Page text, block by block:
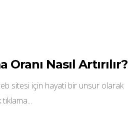
Nasıl Artırılır?
sitesi için hayati bir unsur olarak